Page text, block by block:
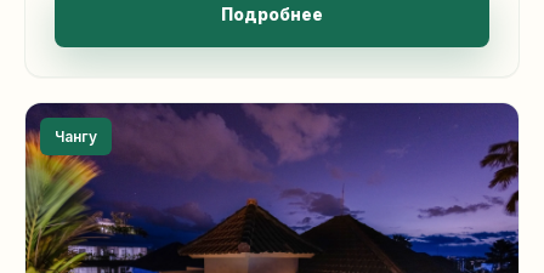
Подробнее
Чангу